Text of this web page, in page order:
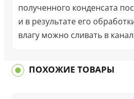
полученного конденсата
и в результате его
влагу можно сливать в
ПОХОЖИЕ ТОВАРЫ